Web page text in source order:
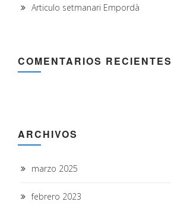
Articulo setmanari Empordà
COMENTARIOS RECIENTES
ARCHIVOS
marzo 2025
febrero 2023